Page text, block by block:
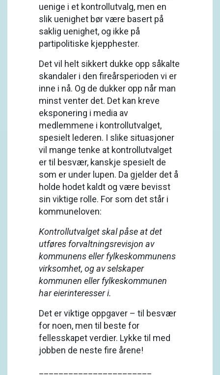
uenige i et kontrollutvalg, men en
slik uenighet bør være basert på
saklig uenighet, og ikke på
partipolitiske kjepphester.
Det vil helt sikkert dukke opp såkalte
skandaler i den fireårsperioden vi er
inne i nå. Og de dukker opp når man
minst venter det. Det kan kreve
eksponering i media av
medlemmene i kontrollutvalget,
spesielt lederen. I slike situasjoner
vil mange tenke at kontrollutvalget
er til besvær, kanskje spesielt de
som er under lupen. Da gjelder det å
holde hodet kaldt og være bevisst
sin viktige rolle. For som det står i
kommuneloven:
Kontrollutvalget skal påse at det
utføres forvaltningsrevisjon av
kommunens eller fylkeskommunens
virksomhet, og av selskaper
kommunen eller fylkeskommunen
har eierinteresser i.
Det er viktige oppgaver – til besvær
for noen, men til beste for
fellesskapet verdier. Lykke til med
jobben de neste fire årene!